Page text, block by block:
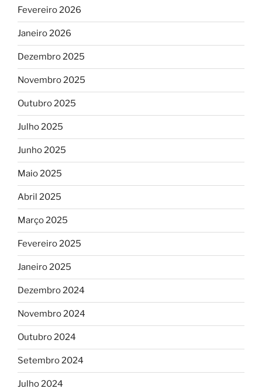
Fevereiro 2026
Janeiro 2026
Dezembro 2025
Novembro 2025
Outubro 2025
Julho 2025
Junho 2025
Maio 2025
Abril 2025
Março 2025
Fevereiro 2025
Janeiro 2025
Dezembro 2024
Novembro 2024
Outubro 2024
Setembro 2024
Julho 2024